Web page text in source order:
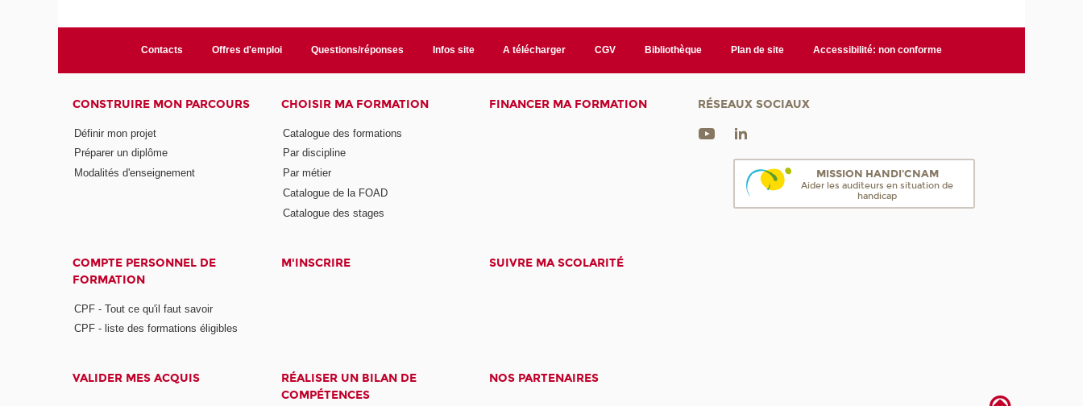
Contacts Offres d'emploi Questions/réponses Infos site A télécharger CGV Bibliothèque Plan de site Accessibilité: non conforme
CONSTRUIRE MON PARCOURS
Définir mon projet
Préparer un diplôme
Modalités d'enseignement
CHOISIR MA FORMATION
Catalogue des formations
Par discipline
Par métier
Catalogue de la FOAD
Catalogue des stages
FINANCER MA FORMATION
COMPTE PERSONNEL DE
FORMATION
CPF - Tout ce qu'il faut savoir
CPF - liste des formations éligibles
M'INSCRIRE SUIVRE MA SCOLARITÉ
VALIDER MES ACQUIS
RÉALISER UN BILAN DE
COMPÉTENCES
NOS PARTENAIRES
RÉSEAUX SOCIAUX
MISSION HANDI'CNAM
Aider les auditeurs en situation de
handicap